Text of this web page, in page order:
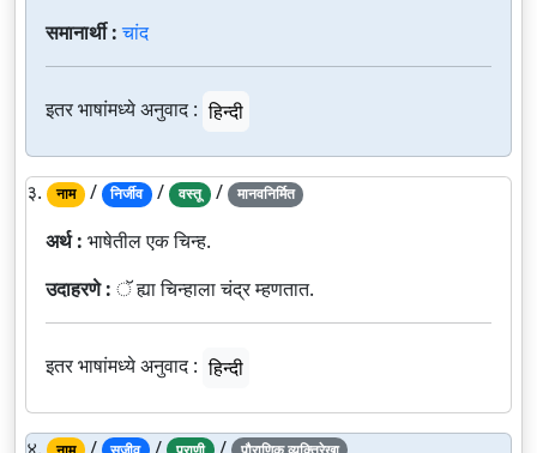
समानार्थी :चांद
इतर भाषांमध्ये अनुवाद : हिन्दी
३. नाम / निर्जीव / वस्तू / मानवनिर्मित
अर्थ : भाषेतील एक चिन्ह.
उदाहरणे : ॅ ह्या चिन्हाला चंद्र म्हणतात.
इतर भाषांमध्ये अनुवाद : हिन्दी
४. / / /